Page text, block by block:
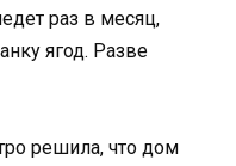
раз в месяц,
ягод. Разве
решила, что дом